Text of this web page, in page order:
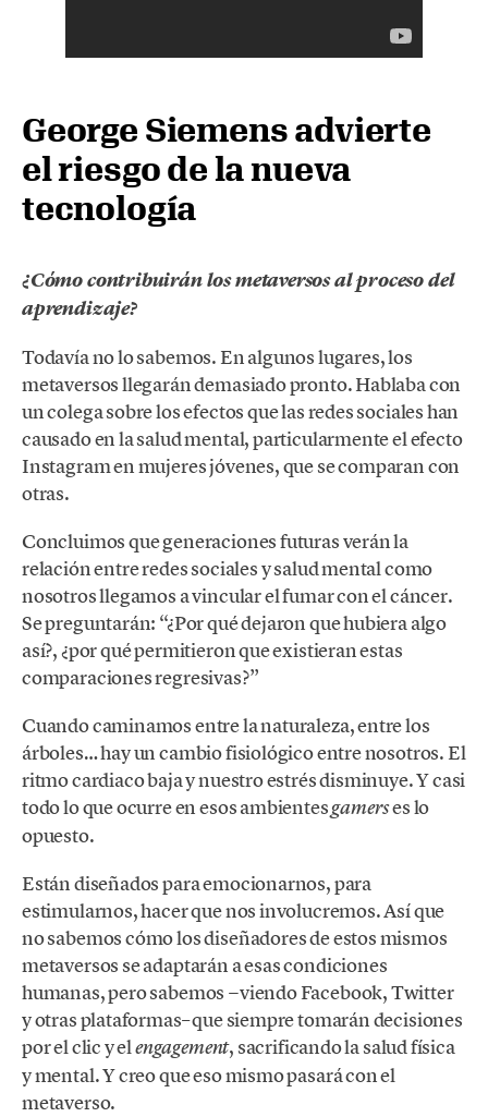
George Siemens advierte
el riesgo de la nueva
tecnología
¿Cómo contribuirán los metaversos al proceso del
aprendizaje?
Todavía no lo sabemos. En algunos lugares, los
metaversos llegarán demasiado pronto. Hablaba con
un colega sobre los efectos que las redes sociales han
causado en la salud mental, particularmente el efecto
Instagram en mujeres jóvenes, que se comparan con
otras.
Concluimos que generaciones futuras verán la
relación entre redes sociales y salud mental como
nosotros llegamos a vincular el fumar con el cáncer.
Se preguntarán: “¿Por qué dejaron que hubiera algo
así?, ¿por qué permitieron que existieran estas
comparaciones regresivas?”
Cuando caminamos entre la naturaleza, entre los
árboles… hay un cambio fisiológico entre nosotros. El
ritmo cardiaco baja y nuestro estrés disminuye. Y casi
todo lo que ocurre en esos ambientesgamerses lo
opuesto.
Están diseñados para emocionarnos, para
estimularnos, hacer que nos involucremos. Así que
no sabemos cómo los diseñadores de estos mismos
metaversos se adaptarán a esas condiciones
humanas, pero sabemos −viendo Facebook, Twitter
y otras plataformas– que siempre tomarán decisiones
por el clic y elengagement, sacrificando la salud física
y mental. Y creo que eso mismo pasará con el
metaverso.